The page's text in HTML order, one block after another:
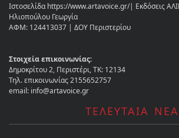
Ιστοσελίδα https://www.artavoice.gr/| Εκδόσεις
Ηλιοπούλου Γεωργία
ΑΦΜ: 124413037 | ΔΟΥ Περιστερίου
Στοιχεία επικοινωνίας:
Δημοκρίτου 2, Περιστέρι, ΤΚ: 12134
Τηλ. επικοινωνίας 2155652757
email: info@artavoice.gr
ΤΕΛΕΥΤΑΙΑ ΝΕΑ